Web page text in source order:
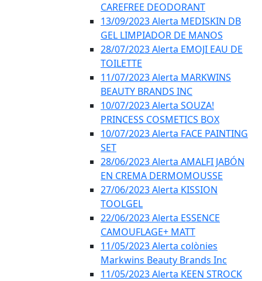
CAREFREE DEODORANT
13/09/2023 Alerta MEDISKIN DB
GEL LIMPIADOR DE MANOS
28/07/2023 Alerta EMOJI EAU DE
TOILETTE
11/07/2023 Alerta MARKWINS
BEAUTY BRANDS INC
10/07/2023 Alerta SOUZA!
PRINCESS COSMETICS BOX
10/07/2023 Alerta FACE PAINTING
SET
28/06/2023 Alerta AMALFI JABÓN
EN CREMA DERMOMOUSSE
27/06/2023 Alerta KISSION
TOOLGEL
22/06/2023 Alerta ESSENCE
CAMOUFLAGE+ MATT
11/05/2023 Alerta colònies
Markwins Beauty Brands Inc
11/05/2023 Alerta KEEN STROCK